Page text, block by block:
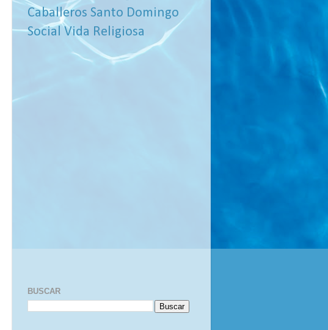
Caballeros Santo Domingo
Social Vida Religiosa
BUSCAR